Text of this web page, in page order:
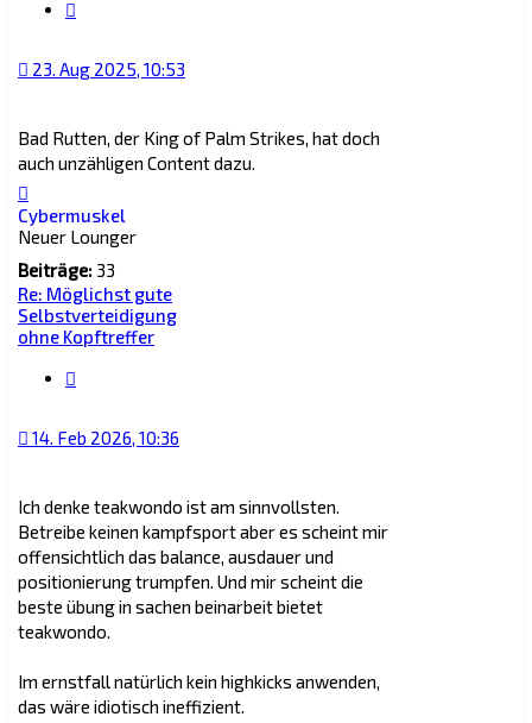
23. Aug 2025, 10:53
Bad Rutten, der King of Palm Strikes, hat doch
auch unzähligen Content dazu.
oben
Cybermuskel
Neuer Lounger
Beiträge: 33
Re: Möglichst gute
Selbstverteidigung
ohne Kopftreffer
14. Feb 2026, 10:36
Ich denke teakwondo ist am sinnvollsten.
Betreibe keinen kampfsport aber es scheint mir
offensichtlich das balance, ausdauer und
positionierung trumpfen. Und mir scheint die
beste übung in sachen beinarbeit bietet
teakwondo.
Im ernstfall natürlich kein highkicks anwenden,
das wäre idiotisch ineffizient.